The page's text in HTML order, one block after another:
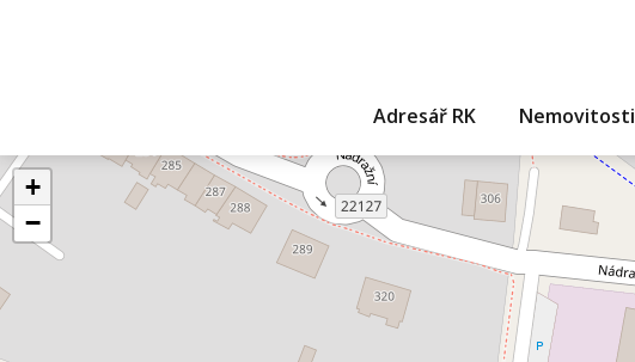
Adresář RK Nemovitosti
+
−